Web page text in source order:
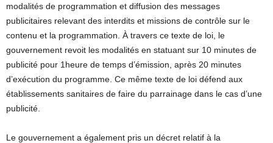
modalités de programmation et diffusion des messages
publicitaires relevant des interdits et missions de contrôle sur le
contenu et la programmation. À travers ce texte de loi, le
gouvernement revoit les modalités en statuant sur 10 minutes de
publicité pour 1heure de temps d’émission, après 20 minutes
d’exécution du programme. Ce même texte de loi défend aux
établissements sanitaires de faire du parrainage dans le cas d’une
publicité.
Le gouvernement a également pris un décret relatif à la